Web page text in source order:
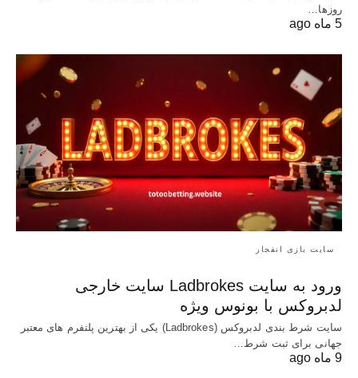
روزها…
5 ماه ago
سایت بازی انفجار
ورود به سایت Ladbrokes سایت خارجی
لدبروکس با بونوس ویژه
سایت شرط بندی لدبروکس (Ladbrokes) یکی از بهترین پلتفرم های معتبر
جهانی برای ثبت شرط…
9 ماه ago